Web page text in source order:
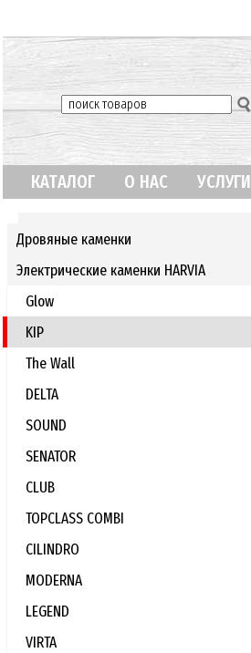
КАТАЛОГ О НАС УСЛУГИ
Дровяные каменки
Электрические каменки HARVIA
Glow
KIP
The Wall
DELTA
SOUND
SENATOR
CLUB
TOPCLASS COMBI
CILINDRO
MODERNA
LEGEND
VIRTA